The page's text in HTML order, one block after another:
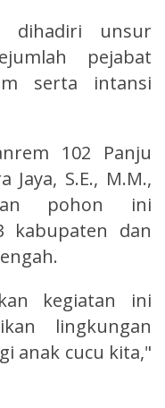
dihadiri unsur
pejabat
serta intansi
102 Panju
S.E., M.M.,
pohon ini
kabupaten dan
kegiatan ini
lingkungan
anak cucu kita,"